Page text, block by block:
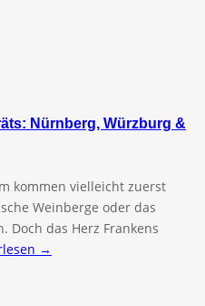
Nürnberg, Würzburg &
kommen vielleicht zuerst
Weinberge oder das
Doch das Herz Frankens
→